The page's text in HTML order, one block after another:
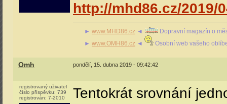
http://mhd86.cz/2019/
► www.MHD86.cz ◄
Dopravní magazín o
► www.OMH86.cz ◄ Osobní web vašeho
Omh pondělí, 15. dubna 2019 - 09:42:42
registrovaný uživatel
číslo příspěvku: 739
registrován: 7-2010 Tentokrát srovnání